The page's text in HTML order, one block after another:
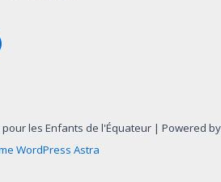
les Enfants de l'Équateur | Powered by
WordPress Astra